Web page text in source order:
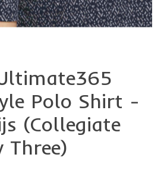
Polo Shirt -
(Collegiate
Three)